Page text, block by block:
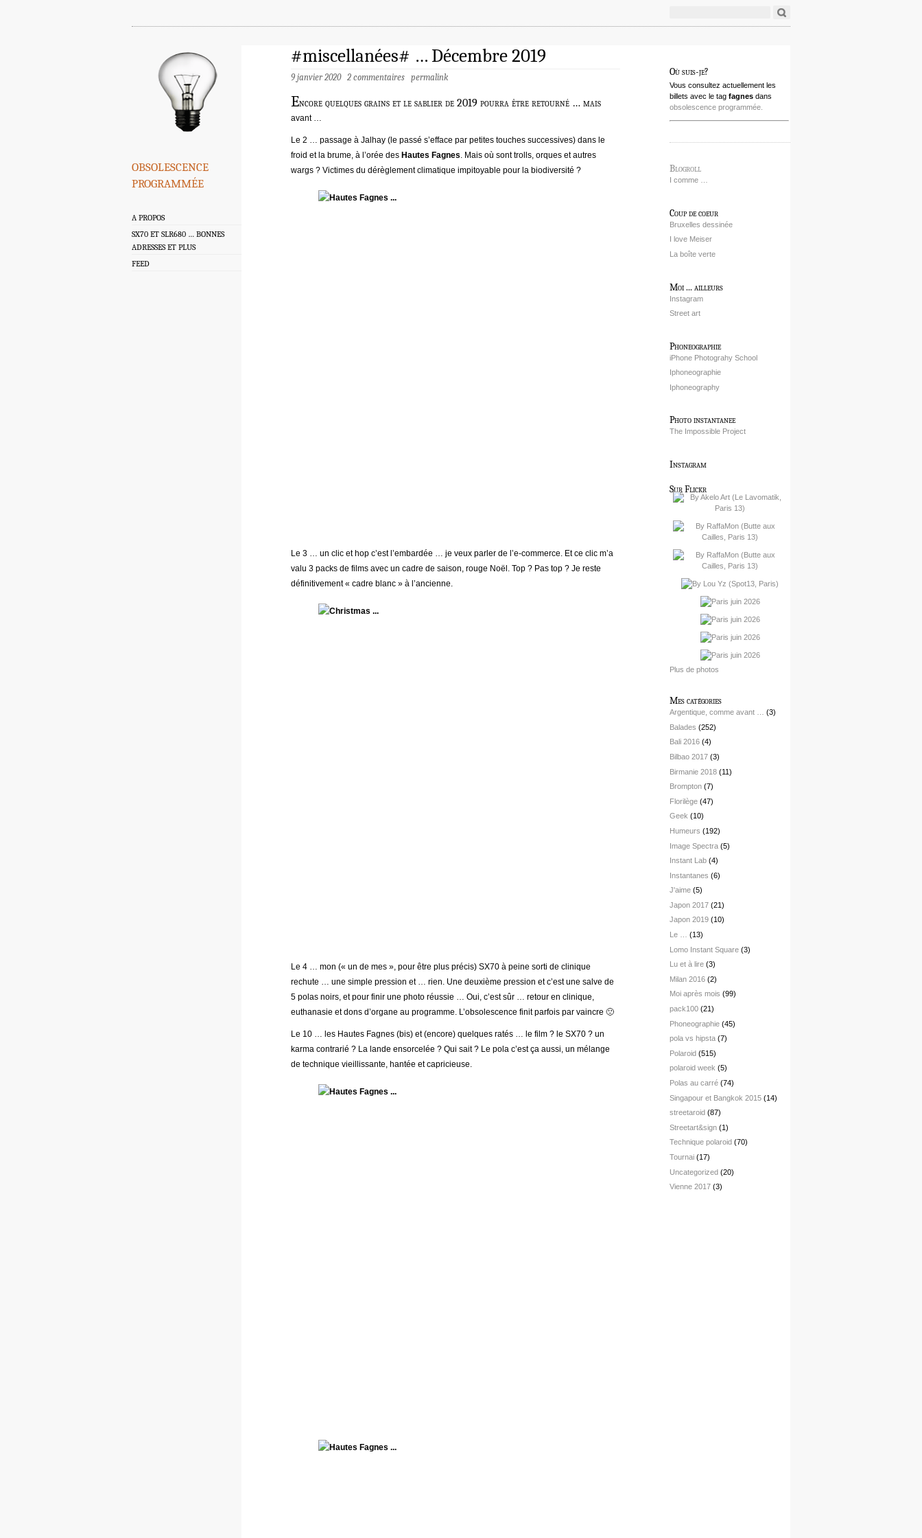
obsolescence
programmée
A PROPOS
SX70 ET SLR680 … BONNES
ADRESSES ET PLUS
FEED
#miscellanées# … Décembre 2019
9 janvier 2020 2 commentaires permalink
Encore quelques grains et le sablier de 2019 pourra être retourné … mais
avant …
Le 2 … passage à Jalhay (le passé s’efface par petites touches successives) dans le
froid et la brume, à l’orée des Hautes Fagnes. Mais où sont trolls, orques et autres
wargs ? Victimes du dérèglement climatique impitoyable pour la biodiversité ?
Le 3 … un clic et hop c’est l’embardée … je veux parler de l’e-commerce. Et ce clic m’a
valu 3 packs de films avec un cadre de saison, rouge Noël. Top ? Pas top ? Je reste
définitivement « cadre blanc » à l’ancienne.
Le 4 … mon (« un de mes », pour être plus précis) SX70 à peine sorti de clinique
rechute … une simple pression et … rien. Une deuxième pression et c’est une salve de
5 polas noirs, et pour finir une photo réussie … Oui, c’est sûr … retour en clinique,
euthanasie et dons d’organe au programme. L’obsolescence finit parfois par vaincre 🙁
Le 10 … les Hautes Fagnes (bis) et (encore) quelques ratés … le film ? le SX70 ? un
karma contrarié ? La lande ensorcelée ? Qui sait ? Le pola c’est ça aussi, un mélange
de technique vieillissante, hantée et capricieuse.
Où suis-je?
Vous consultez actuellement les
billets avec le tag fagnes dans
obsolescence programmée.
Blogroll
I comme …
Coup de coeur
Bruxelles dessinée
I love Meiser
La boîte verte
Moi ... ailleurs
Instagram
Street art
Phoneographie
iPhone Photograhy School
Iphoneographie
Iphoneography
Photo instantanee
The Impossible Project
Instagram
Sur Flickr
Plus de photos
Mes catégories
Argentique, comme avant …
(3)
Balades (252)
Bali 2016 (4)
Bilbao 2017 (3)
Birmanie 2018 (11)
Brompton (7)
Florilège (47)
Geek (10)
Humeurs (192)
Image Spectra (5)
Instant Lab (4)
Instantanes (6)
J'aime (5)
Japon 2017 (21)
Japon 2019 (10)
Le …
(13)
Lomo Instant Square (3)
Lu et à lire (3)
Milan 2016 (2)
Moi après mois (99)
pack100 (21)
Phoneographie (45)
pola vs hipsta (7)
Polaroid (515)
polaroid week (5)
Polas au carré (74)
Singapour et Bangkok 2015 (14)
streetaroid (87)
Streetart&sign (1)
Technique polaroid (70)
Tournai (17)
Uncategorized (20)
Vienne 2017 (3)